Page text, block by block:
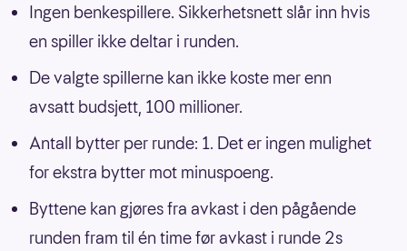
Ingen benkespillere. Sikkerhetsnett slår inn hvis
en spiller ikke deltar i runden.
De valgte spillerne kan ikke koste mer enn
avsatt budsjett, 100 millioner.
Antall bytter per runde: 1. Det er ingen mulighet
for ekstra bytter mot minuspoeng.
Byttene kan gjøres fra avkast i den pågående
runden fram til én time før avkast i runde 2s